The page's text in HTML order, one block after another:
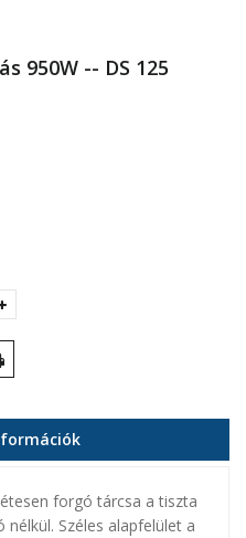
950W -- DS 125
forgó tárcsa a tiszta
Széles alapfelület a